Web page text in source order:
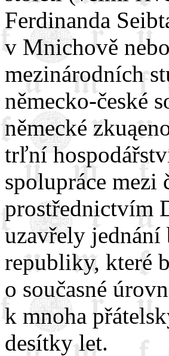
Ferdinanda
v Mnichově
mezinárodních
německo-české
německé
trľní
spolupráce
prostřednictvím
uzavřely
republiky, které
o současné
k mnoha
desítky let.